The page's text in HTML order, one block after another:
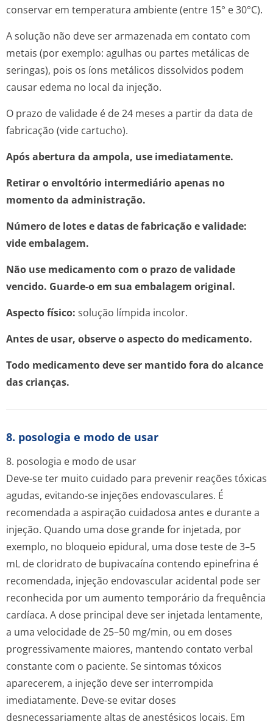
conservar em temperatura ambiente (entre 15° e 30°C).
A solução não deve ser armazenada em contato com
metais (por exemplo: agulhas ou partes metálicas de
seringas), pois os íons metálicos dissolvidos podem
causar edema no local da injeção.
O prazo de validade é de 24 meses a partir da data de
fabricação (vide cartucho).
Após abertura da ampola, use imediatamente.
Retirar o envoltório intermediário apenas no
momento da administração.
Número de lotes e datas de fabricação e validade:
vide embalagem.
Não use medicamento com o prazo de validade
vencido. Guarde-o em sua embalagem original.
Aspecto físico: solução límpida incolor.
Antes de usar, observe o aspecto do medicamento.
Todo medicamento deve ser mantido fora do alcance
das crianças.
8. posologia e modo de usar
8. posologia e modo de usar
Deve-se ter muito cuidado para prevenir reações tóxicas
agudas, evitando-se injeções endovasculares. É
recomendada a aspiração cuidadosa antes e durante a
injeção. Quando uma dose grande for injetada, por
exemplo, no bloqueio epidural, uma dose teste de 3–5
mL de cloridrato de bupivacaína contendo epinefrina é
recomendada, injeção endovascular acidental pode ser
reconhecida por um aumento temporário da frequência
cardíaca. A dose principal deve ser injetada lentamente,
a uma velocidade de 25–50 mg/min, ou em doses
progressivamente maiores, mantendo contato verbal
constante com o paciente. Se sintomas tóxicos
aparecerem, a injeção deve ser interrompida
imediatamente. Deve-se evitar doses
desnecessariamente altas de anestésicos locais. Em